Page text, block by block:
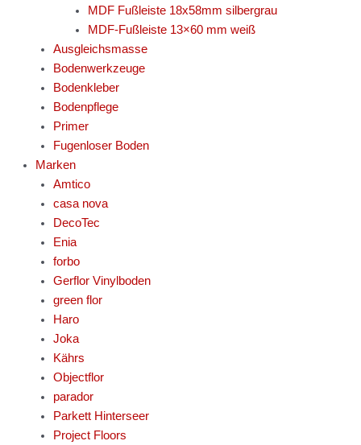
MDF Fußleiste 18x58mm silbergrau
MDF-Fußleiste 13×60 mm weiß
Ausgleichsmasse
Bodenwerkzeuge
Bodenkleber
Bodenpflege
Primer
Fugenloser Boden
Marken
Amtico
casa nova
DecoTec
Enia
forbo
Gerflor Vinylboden
green flor
Haro
Joka
Kährs
Objectflor
parador
Parkett Hinterseer
Project Floors